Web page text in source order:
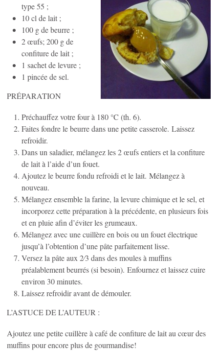
type 55 ;
10 cl de lait ;
100 g de beurre ;
2 œufs; 200 g de
confiture de lait ;
1 sachet de levure ;
1 pincée de sel.
PRÉPARATION
Préchauffez votre four à 180 °C (th. 6).
Faites fondre le beurre dans une petite casserole. Laissez
refroidir.
Dans un saladier, mélangez les 2 œufs entiers et la confiture
de lait à l’aide d’un fouet.
Ajoutez le beurre fondu refroidi et le lait. Mélangez à
nouveau.
Mélangez ensemble la farine, la levure chimique et le sel, et
incorporez cette préparation à la précédente, en plusieurs fois
et en pluie afin d’éviter les grumeaux.
Mélangez avec une cuillère en bois ou un fouet électrique
jusqu’à l’obtention d’une pâte parfaitement lisse.
Versez la pâte aux 2⁄3 dans des moules à muffins
préalablement beurrés (si besoin). Enfournez et laissez cuire
environ 30 minutes.
Laissez refroidir avant de démouler.
L’ASTUCE DE L’AUTEUR :
Ajoutez une petite cuillère à café de confiture de lait au cœur des
muffins pour encore plus de gourmandise!